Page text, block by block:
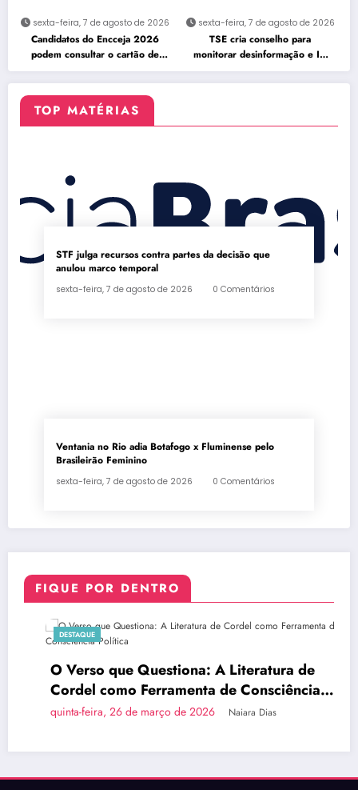
sexta-feira, 7 de agosto de 2026
Candidatos do Encceja 2026
podem consultar o cartão de
inscrição
sexta-feira, 7 de agosto de 2026
TSE cria conselho para
monitorar desinformação e IA
nas eleições
TOP MATÉRIAS
STF julga recursos contra partes da decisão que
anulou marco temporal
sexta-feira, 7 de agosto de 2026 0 Comentários
Ventania no Rio adia Botafogo x Fluminense pelo
Brasileirão Feminino
sexta-feira, 7 de agosto de 2026 0 Comentários
FIQUE POR DENTRO
DESTAQUE
O Verso que Questiona: A Literatura de
Cordel como Ferramenta de Consciência
Política
quinta-feira, 26 de março de 2026 Naiara Dias